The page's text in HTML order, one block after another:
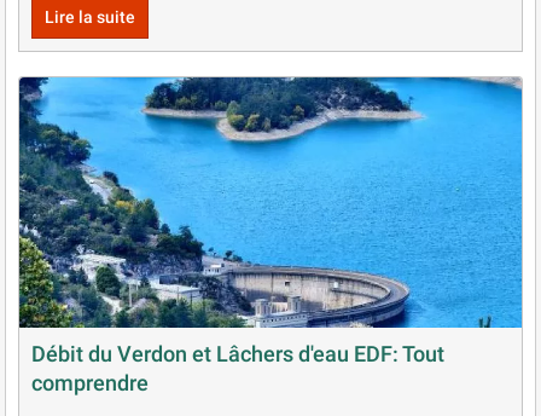
Lire la suite
Débit du Verdon et Lâchers d'eau EDF: Tout
comprendre